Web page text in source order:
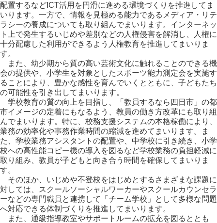
配置するなどICT活用を円滑に進める環境づくりを推進してま
いります。一方で、情報を見極める能力であるメディア・リテ
ラシーの養成についても取り組んでまいります。インターネッ
ト上で発生するいじめや差別などの人権侵害を解消し、人権に
十分配慮した利用ができるよう人権教育を推進してまいりま
す。
また、幼少期から質の高い芸術文化に触れることのできる機
会の提供や、小学生を対象としたスポーツ能力測定会を実施す
ることにより、豊かな感性を育んでいくとともに、子どもたち
の可能性を引き出してまいります。
学校教育の質の向上を目指し、「教員するなら四日市」の都
市イメージの定着にもなるよう、教員の働き方改革にも取り組
んでまいります。特に、校務支援システムの本格稼働により、
業務の効率化や事務作業時間の縮減を進めてまいります。ま
た、学校業務アシスタントの配置や、中学校に引き続き、小学
校への高性能コピー機の導入を図るなど学校業務の負担軽減に
取り組み、教員が子どもと向き合う時間を確保してまいりま
す。
そのほか、いじめや不登校をはじめとするさまざまな課題に
対しては、スクールソーシャルワーカーやスクールカウンセラ
ーなどの専門職員と連携して「チーム学校」として多様な問題
へ対応できる体制づくりを推進してまいります。
また、通級指導教室やサポートルームの拡充を図るととも